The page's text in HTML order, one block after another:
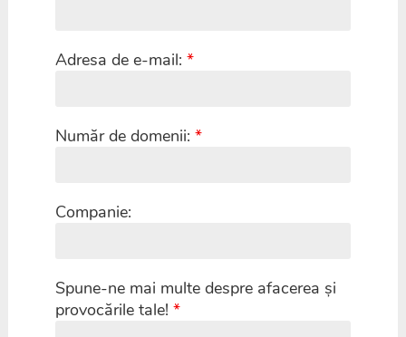
Adresa de e-mail: *
Număr de domenii: *
Companie:
Spune-ne mai multe despre afacerea și
provocările tale! *